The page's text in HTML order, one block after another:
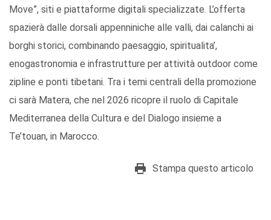
Move”, siti e piattaforme digitali specializzate. L’offerta
spazierà dalle dorsali appenniniche alle valli, dai calanchi ai
borghi storici, combinando paesaggio, spiritualita’,
enogastronomia e infrastrutture per attività outdoor come
zipline e ponti tibetani. Tra i temi centrali della promozione
ci sarà Matera, che nel 2026 ricopre il ruolo di Capitale
Mediterranea della Cultura e del Dialogo insieme a
Te’touan, in Marocco.
Stampa questo articolo